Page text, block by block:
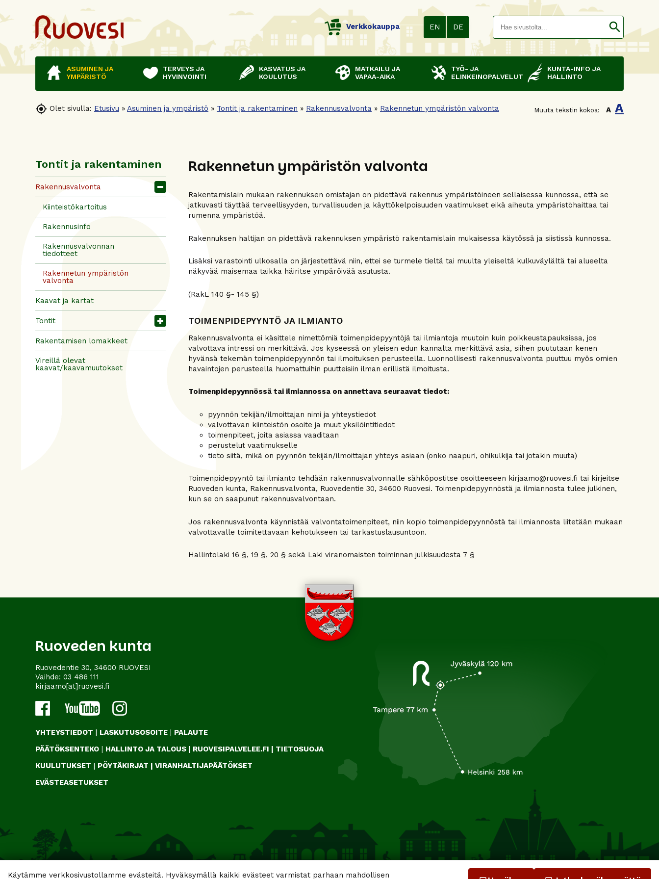
Käytämme verkkosivustollamme evästeitä. Hyväksymällä kaikki evästeet varmistat parhaan mahdollisen
Verkkokauppa EN DE search
ASUMINEN JA
YMPÄRISTÖ
TERVEYS JA
HYVINVOINTI
KASVATUS JA
KOULUTUS
MATKAILU JA
VAPAA-AIKA
TYÖ- JA
ELINKEINOPALVELUT
KUNTA-INFO JA
HALLINTO
 Olet sivulla: Etusivu » Asuminen ja ympäristö » Tontit ja rakentaminen » Rakennusvalvonta » Rakennetun ympäristön valvonta Muuta tekstin kokoa: A A
Tontit ja rakentaminen
Rakennusvalvonta
Kiinteistökartoitus
Rakennusinfo
Rakennusvalvonnan
tiedotteet
Rakennetun ympäristön
valvonta
Kaavat ja kartat
Tontit
Rakentamisen lomakkeet
Vireillä olevat
kaavat/kaavamuutokset
Rakennetun ympäristön valvonta
Rakentamislain mukaan rakennuksen omistajan on pidettävä rakennus ympäristöineen sellaisessa kunnossa, että se
jatkuvasti täyttää terveellisyyden, turvallisuuden ja käyttökelpoisuuden vaatimukset eikä aiheuta ympäristöhaittaa tai
rumenna ympäristöä.
Rakennuksen haltijan on pidettävä rakennuksen ympäristö rakentamislain mukaisessa käytössä ja siistissä kunnossa.
Lisäksi varastointi ulkosalla on järjestettävä niin, ettei se turmele tieltä tai muulta yleiseltä kulkuväylältä tai alueelta
näkyvää maisemaa taikka häiritse ympäröivää asutusta.
(RakL 140 §- 145 §)
TOIMENPIDEPYYNTÖ JA ILMIANTO
Rakennusvalvonta ei käsittele nimettömiä toimenpidepyyntöjä tai ilmiantoja muutoin kuin poikkeustapauksissa, jos
valvottava intressi on merkittävä. Jos kyseessä on yleisen edun kannalta merkittävä asia, siihen puututaan kenen
hyvänsä tekemän toimenpidepyynnön tai ilmoituksen perusteella. Luonnollisesti rakennusvalvonta puuttuu myös omien
havaintojen perusteella huomattuihin puutteisiin ilman erillistä ilmoitusta.
Toimenpidepyynnössä tai ilmiannossa on annettava seuraavat tiedot:
pyynnön tekijän/ilmoittajan nimi ja yhteystiedot
valvottavan kiinteistön osoite ja muut yksilöintitiedot
toimenpiteet, joita asiassa vaaditaan
perustelut vaatimukselle
tieto siitä, mikä on pyynnön tekijän/ilmoittajan yhteys asiaan (onko naapuri, ohikulkija tai jotakin muuta)
Toimenpidepyyntö tai ilmianto tehdään rakennusvalvonnalle sähköpostitse osoitteeseen kirjaamo@ruovesi.fi tai kirjeitse
Ruoveden kunta, Rakennusvalvonta, Ruovedentie 30, 34600 Ruovesi. Toimenpidepyynnöstä ja ilmiannosta tulee julkinen,
kun se on saapunut rakennusvalvontaan.
Jos rakennusvalvonta käynnistää valvontatoimenpiteet, niin kopio toimenpidepyynnöstä tai ilmiannosta liitetään mukaan
valvottavalle toimitettavaan kehotukseen tai tarkastuslausuntoon.
Hallintolaki 16 §, 19 §, 20 § sekä Laki viranomaisten toiminnan julkisuudesta 7 §
Ruoveden kunta
Ruovedentie 30, 34600 RUOVESI
Vaihde: 03 486 111
kirjaamo[at]ruovesi.fi
YHTEYSTIEDOT | LASKUTUSOSOITE | PALAUTE
PÄÄTÖKSENTEKO | HALLINTO JA TALOUS | RUOVESIPALVELEE.FI | TIETOSUOJA
KUULUTUKSET | PÖYTÄKIRJAT | VIRANHALTIJAPÄÄTÖKSET
EVÄSTEASETUKSET